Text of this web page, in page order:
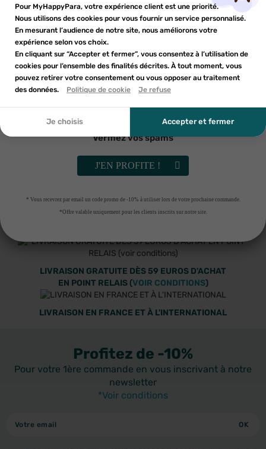
AJOUTER AU PANIER RUPTURE DE STOCK
Yeux Éclat 12ml
NUXE
Gel crème éclat lissant 50ml
27€23
LIVRAISON GRATUITE DÈS 59 EUROS D'ACHAT
EN POINT RELAIS (VOIR CONDITIONS)
LIVRAISON EN FRANCE ET À L'INTERNATIONAL
Profitez de -10%
Pour votre 1ère commande en vous inscrivant à notre
newsletter
*Voir conditions
Ajouter à ma liste d'envies ×
add_circle_outline
Créer une nouvelle liste
((confirmMessage))
((cancelText))
((modalDeleteText))
Nom de la liste d'envies
Annuler
Créer une liste d'envies
Vous devez être connecté pour ajouter des produits à votre
liste d'envies.
Annuler
Connexion
Pour MyHappyPara, votre expérience client est une priorité.
Nous utilisons des cookies pour vous fournir un service personnalisé.
En mesurant l’audience de notre site, nous améliorons votre
expérience selon vos choix.
En cliquant sur “Accepter et fermer”, vous consentez à l’utilisation de
cookies pour l’ensemble des finalités décrites. À tout moment, vous
pouvez retirer votre consentement ou vous opposer au traitement
des données.
Politique de cookie Je refuse
Je choisis Accepter et fermer
Inscrivez-vous à notre newsletter et profitez
d'une réduction sur votre première commande*
En soumettant ce formulaire, j'accepte que les
informations saisies soient utilisées dans le cadre de
découler. Vous référer à la politique de confidentialité.
Vérifiez vos spams
J'EN PROFITE !
* Vous recevrez par email un code promo de -10% à utiliser lors de votre prochaine commande.
*Offre valable uniquement pour les clients inscrits sur notre site.